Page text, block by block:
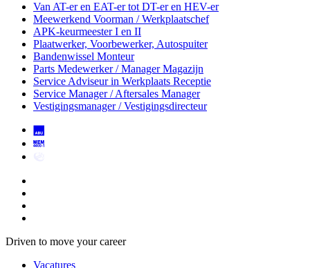
Van AT-er en EAT-er tot DT-er en HEV-er
Meewerkend Voorman / Werkplaatschef
APK-keurmeester I en II
Plaatwerker, Voorbewerker, Autospuiter
Bandenwissel Monteur
Parts Medewerker / Manager Magazijn
Service Adviseurin Werkplaats Receptie
Service Manager / Aftersales Manager
Vestigingsmanager / Vestigingsdirecteur
Driven to move your career
Vacatures